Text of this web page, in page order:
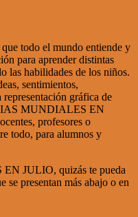
todo el mundo entiende y
para aprender distintas
las habilidades de los niños.
sentimientos,
gráfica de
MUNDIALES EN
profesores o
todo, para alumnos y
JULIO, quizás te pueda
se presentan más abajo o en